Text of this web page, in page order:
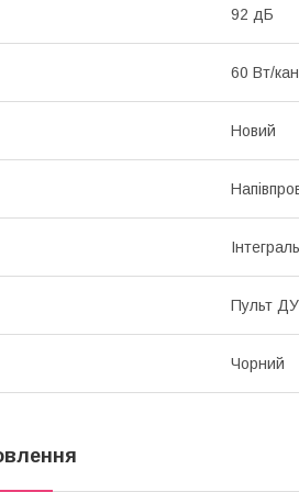
92 дБ
60 Вт/
Новий
Пульт ДУ
Чорний